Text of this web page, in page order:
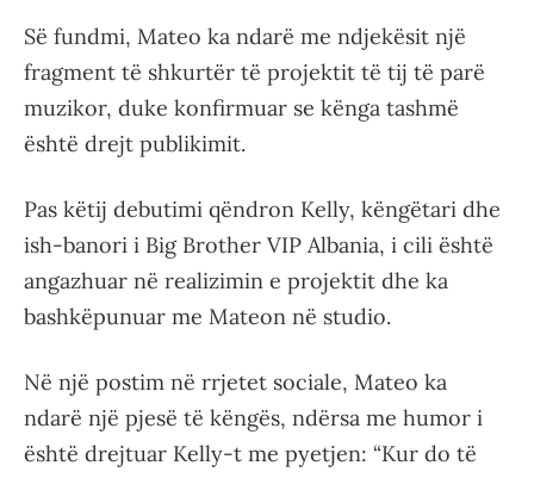
Së fundmi, Mateo ka ndarë me ndjekësit një
fragment të shkurtër të projektit të tij të parë
muzikor, duke konfirmuar se kënga tashmë
është drejt publikimit.
Pas këtij debutimi qëndron Kelly, këngëtari dhe
ish-banori i Big Brother VIP Albania, i cili është
angazhuar në realizimin e projektit dhe ka
bashkëpunuar me Mateon në studio.
Në një postim në rrjetet sociale, Mateo ka
ndarë një pjesë të këngës, ndërsa me humor i
është drejtuar Kelly-t me pyetjen: “Kur do të